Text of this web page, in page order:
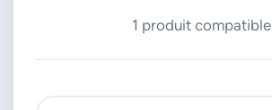
1 produit compatible